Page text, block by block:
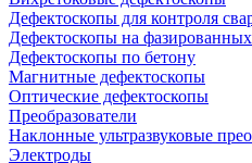
Дефектоскопы для контроля
Дефектоскопы на
Дефектоскопы по бетону
Магнитные дефектоскопы
Оптические дефектоскопы
Преобразователи
Наклонные ультразвуковые
Электроды